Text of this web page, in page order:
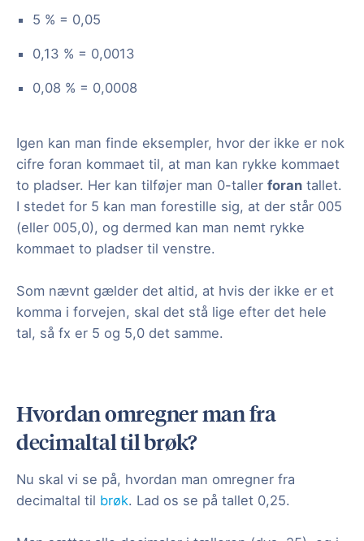
5 % = 0,05
0,13 % = 0,0013
0,08 % = 0,0008
Igen kan man finde eksempler, hvor der ikke er nok
cifre foran kommaet til, at man kan rykke kommaet
to pladser. Her kan tilføjer man 0-taller foran tallet.
I stedet for 5 kan man forestille sig, at der står 005
(eller 005,0), og dermed kan man nemt rykke
kommaet to pladser til venstre.
Som nævnt gælder det altid, at hvis der ikke er et
komma i forvejen, skal det stå lige efter det hele
tal, så fx er 5 og 5,0 det samme.
Hvordan omregner man fra
decimaltal til brøk?
Nu skal vi se på, hvordan man omregner fra
decimaltal til brøk. Lad os se på tallet 0,25.